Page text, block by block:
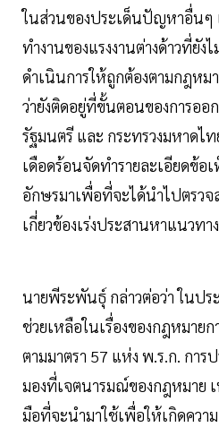
ในส่วนของประเด็นปัญหาอื่นๆ
ทำงานของแรงงานต่างด้าวที่ยัง
ดำเนินการให้ถูกต้องตามกฎหม
ว่ายังติดอยู่ที่ขั้นตอนของการออ
รัฐมนตรี และ กระทรวงมหาดไ
เดือดร้อนจัดทำรายละเอียดข้อ
อักษรมาเพื่อที่จะได้นำไปตรว
เกี่ยวข้องเร่งประสานหาแนวท
นายพีระพันธุ์ กล่าวต่อว่า ในปร
ช่วยเหลือในเรื่องของกฎหมาย
ตามมาตรา 57 แห่ง พ.ร.ก. การ
มองที่เจตนารมณ์ของกฎหมาย
มือที่จะนำมาใช้เพื่อให้เกิดควา